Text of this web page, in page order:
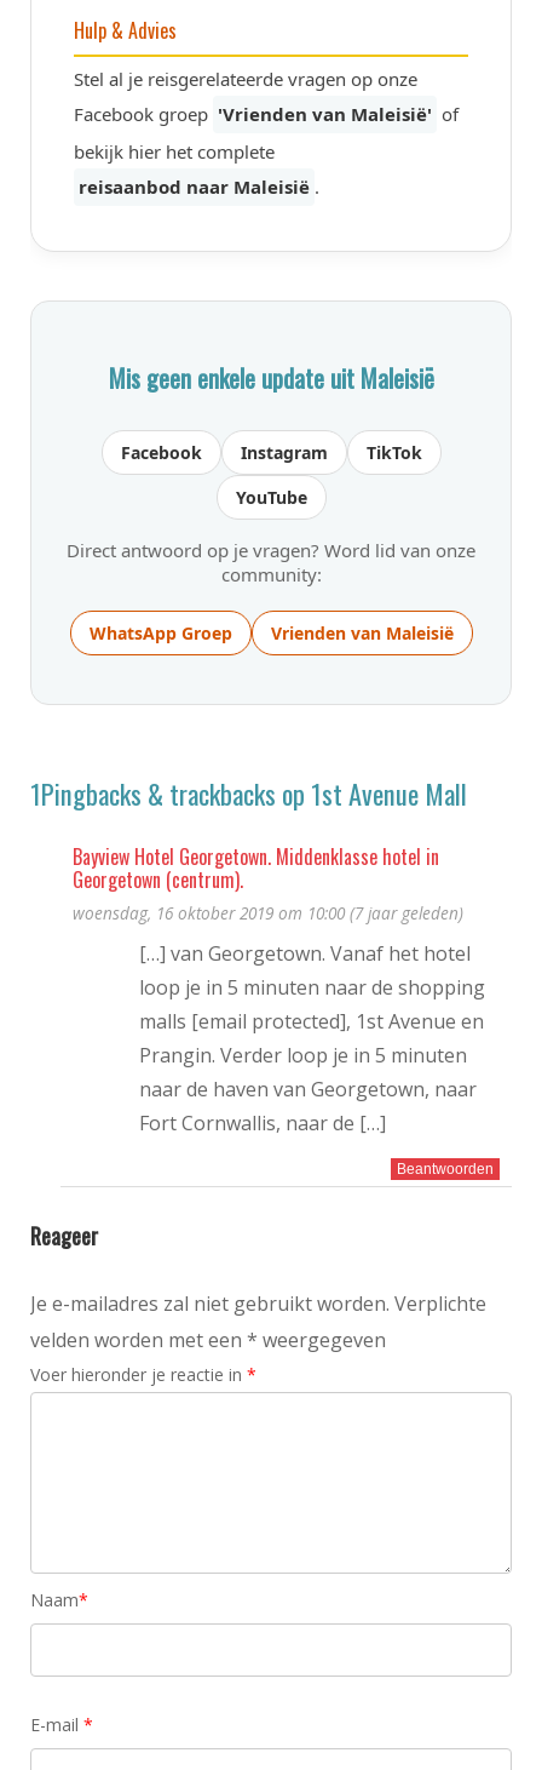
Hulp & Advies
Stel al je reisgerelateerde vragen op onze
Facebook groep 'Vrienden van Maleisië' of
bekijk hier het complete
reisaanbod naar Maleisië .
Mis geen enkele update uit Maleisië
Facebook Instagram
TikTok
YouTube
Direct antwoord op je vragen? Word lid van onze
community:
WhatsApp Groep Vrienden van Maleisië
1Pingbacks & trackbacks op 1st Avenue Mall
Bayview Hotel Georgetown. Middenklasse hotel in
Georgetown (centrum).
woensdag, 16 oktober 2019 om 10:00 (7 jaar geleden)
[…] van Georgetown. Vanaf het hotel
loop je in 5 minuten naar de shopping
malls [email protected], 1st Avenue en
Prangin. Verder loop je in 5 minuten
naar de haven van Georgetown, naar
Fort Cornwallis, naar de […]
Beantwoorden
Reageer
Je e-mailadres zal niet gebruikt worden. Verplichte
velden worden met een * weergegeven
Voer hieronder je reactie in *
Naam*
E-mail *